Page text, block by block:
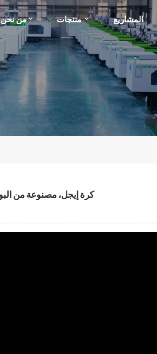
من نحن منتجات المشاريع
كرة إيجل، مصنوعة من البولي